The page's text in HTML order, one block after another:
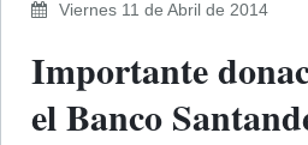
Viernes 11 de Abril de 2014
Importante
el Banco